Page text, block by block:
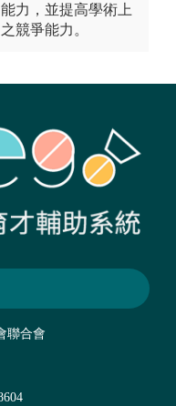
能力，並提高學術上
之競爭能力。
聯合會